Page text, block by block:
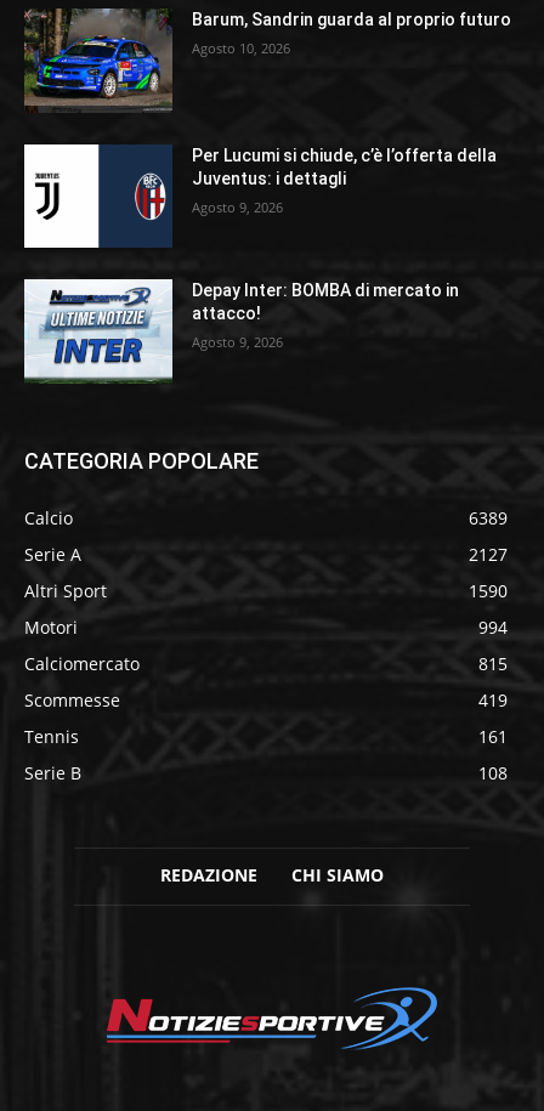
Barum, Sandrin guarda al proprio futuro
Agosto 10, 2026
Per Lucumi si chiude, c’è l’offerta della
Juventus: i dettagli
Agosto 9, 2026
Depay Inter: BOMBA di mercato in
attacco!
Agosto 9, 2026
CATEGORIA POPOLARE
Calcio
6389
Serie A
2127
Altri Sport
1590
Motori
994
Calciomercato
815
Scommesse
419
Tennis
161
Serie B
108
REDAZIONE CHI SIAMO